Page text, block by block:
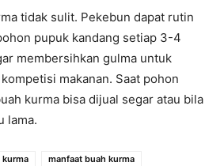
tidak sulit. Pekebun dapat rutin
pupuk kandang setiap 3-4
membersihkan gulma untuk
makanan. Saat pohon
kurma bisa dijual segar atau bila
lama.
manfaat buah kurma